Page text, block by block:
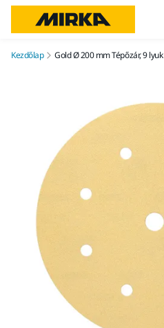
Kezdőlap Gold Ø 200 mm Tépőzár, 9 lyuk